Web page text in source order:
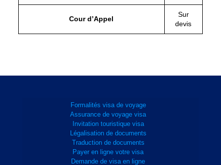
Cour d’Appel
Sur
devis
Formalités visa de voyage
Assurance de voyage visa
Invitation touristique visa
Légalisation de documents
Traduction de documents
Payer en ligne votre visa
Demande de visa en ligne